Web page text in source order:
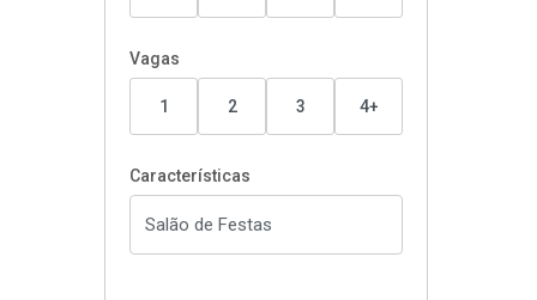
Vagas
1 2 3 4+
Características